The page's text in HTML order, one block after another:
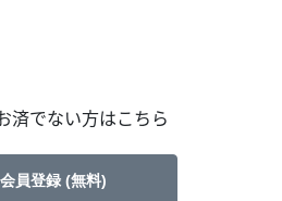
済でない方はこちら
員登録 (無料)